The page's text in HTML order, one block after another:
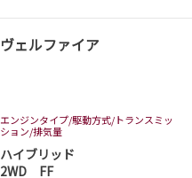
ヴェルファイア
エンジンタイプ/駆動方式/トランスミッ
ション/排気量
ハイブリッド
2WD FF